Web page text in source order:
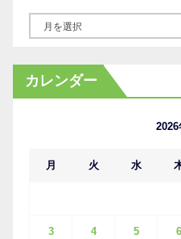
カ
イ
カレンダー
2026
月 火 水
3 4 5 6